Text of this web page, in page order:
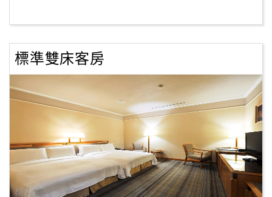
旅
卡
房
款
收
標準雙床客房